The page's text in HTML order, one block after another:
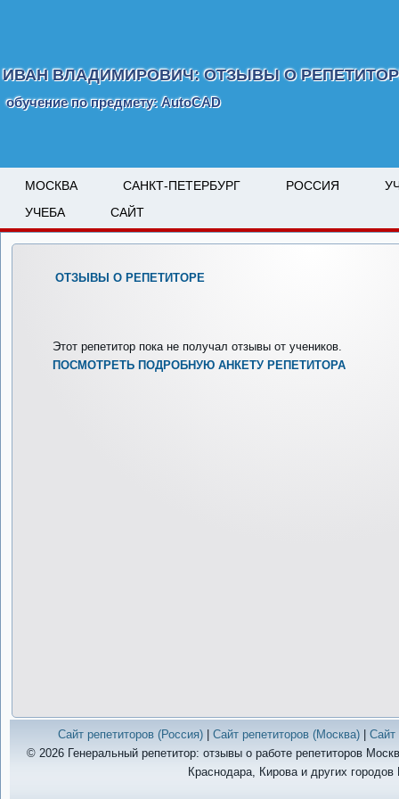
ИВАН ВЛАДИМИРОВИЧ: ОТЗЫВЫ О
обучение по предмету: AutoCAD
МОСКВА САНКТ-ПЕТЕРБУРГ РОССИЯ
УЧЕБА
САЙТ
ОТЗЫВЫ О РЕПЕТИТОРЕ
Этот репетитор пока не получал отзывы от учеников.
ПОСМОТРЕТЬ ПОДРОБНУЮ АНКЕТУ РЕПЕТИТОРА
Сайт репетиторов (Россия)| Сайт репетиторов (Москва)| Сайт
© 2026 Генеральный репетитор: отзывы о работе репетиторов
Краснодара, Кирова и других городов